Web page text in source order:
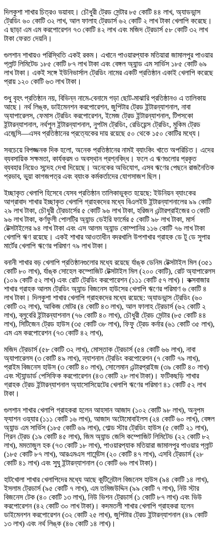
দিলকুশা শাখার চিত্রও ভয়াবহ। চৌধুরী ট্রেড সেন্টার ৮৫ কোটি ৪৪ লাখ, অ্যাডভান্স
ট্রেডিং ৬০ কোটি ৩২ লাখ, আল ফালাহ ট্রেডার্স ৬২ কোটি ২ লাখ টাকা খেলাপি করেছে।
এ ছাড়া এম এম করপোরেশন ৭৩ কোটি ৪২ লাখ এবং মজিদ ট্রেডার্স ৫৮ কোটি ৩২ লাখ
টাকা ফেরত দেয়নি।
গুলশান শাখায়ও পরিস্থিতি একই রকম। এখানে পাওয়ারপ্যাক মতিয়ারা জামালপুর পাওয়ার
প্লান্ট লিমিটেড ১৮৫ কোটি ৮৭ লাখ টাকা এবং বেঙ্গল অ্যান্ড এম সার্ভিস ১৮৫ কোটি ৬৯
লাখ টাকা। একই সঙ্গে ইউনিভার্সাল ট্রেডিং নামের একটি প্রতিষ্ঠান একাই খেলাপি করেছে
প্রায় ১২০ কোটি ৬৩ লাখ টাকা।
শুধু বৃহৎ প্রতিষ্ঠান নয়, বিভিন্ন নামে-বেনামে গড়া ছোট-মাঝারি প্রতিষ্ঠানও এ তালিকায়
আছে। নর্থ লিঙ্ক, ডাইমেনশন করপোরেশন, জুপিটার ট্রেড ইন্টারন্যাশনাল, নাবা
অ্যাপারেলস, ফেমাস ট্রেডিং করপোরেশন, ইমেজ ট্রেড ইন্টারন্যাশনাল, টিপসকো
ইন্টারন্যাশনাল, নর্থপুল ইন্টারন্যাশনাল, নুপটম ট্রেডিং, রেডিয়েন্স ট্রেডিং, মুকিম ট্রেড
এজেন্সি—এসব প্রতিষ্ঠানের প্রত্যেকের দায় রয়েছে ৫০ থেকে ১৫০ কোটির মধ্যে।
সবচেয়ে বিপজ্জনক দিক হলো, অনেক প্রতিষ্ঠানের নামই ব্যাংকিং খাতে অপরিচিত। এদের
ব্যবসায়িক সক্ষমতা, কার্যক্রম ও অবস্থান প্রশ্নবিদ্ধ। ফলে এ ঋণগুলোর প্রকৃত
ব্যবহার নিয়েও সন্দেহ দেখা দিয়েছে। অনেকের অভিযোগ, এসব ঋণের পেছনে রাজনৈতিক
প্রভাব, ভুয়া কাগজপত্র এবং ব্যাংক কর্মকর্তাদের যোগসাজশ ছিল।
ইচ্ছাকৃত খেলাপি হিসেবে যেসব প্রতিষ্ঠান তালিকাভুক্ত হয়েছে: ইউনিয়ন ব্যাংকের
আগ্রাবাদ শাখার ইচ্ছাকৃত খেলাপি গ্রাহকদের মধ্যে বিএলইউ ইন্টারন্যাশনালের ৯৯ কোটি
২৯ লাখ টাকা, চৌধুরী ট্রেডার্সের ৫ কোটি ৯৬ লাখ টাকা, হরিজন এন্টারপ্রাইজের ৩ কোটি
৯৬ লাখ টাকা, কর্ণফুলী পোলট্রি অ্যান্ড ডেইরি ফার্মের ৫ কোটি ৯৮ লাখ টাকা, মার্স
টেক্সটাইলের ৯৪ লাখ টাকা এবং এস আলম অ্যান্ড কোম্পানির ১১৬ কোটি ৭৬ লাখ টাকা
খেলাপি ঋণ রয়েছে। একই শাখার আওতাধীন বদরখালি উপশাখার গ্রাহক ডে টু ডে সুপার
মার্টের খেলাপি ঋণের পরিমাণ ৭৯ লাখ টাকা।
বনানী শাখার বড় খেলাপি প্রতিষ্ঠানগুলোর মধ্যে রয়েছে র্যাঙ্ক ডেনিম টেক্সটাইল মিল (৩৫১
কোটি ৮০ লাখ), র্যাঙ্ক সোহেল কম্পোজিট টেক্সটাইল মিল (২০০ কোটি), রোট অ্যাপারেলস
(১০৯ কোটি ৫২ লাখ) এবং রোট ট্রেডিং করপোরেশন (১১১ কোটি ৫৭ লাখ)। কক্সবাজার
শাখার গ্রাহক আলম ট্রেডিং অ্যান্ড বিজনেস হাউসের খেলাপি ঋণের পরিমাণ ৬ কোটি ৪
লাখ টাকা। দিলকুশা শাখার খেলাপি গ্রাহকদের মধ্যে রয়েছে: অ্যাডভান্স ট্রেডিং (৬০
কোটি ৩২ লাখ), আকিজ মোটর (৪ কোটি ৪৩ লাখ), আল ফালাহ ট্রেডার্স (৬২ কোটি ২
লাখ), ব্লুবেরি ইন্টারন্যাশনাল (৭৬ কোটি ৪০ লাখ), চৌধুরী ট্রেড সেন্টার (৮৫ কোটি ৪৪
লাখ), সিটিজেন ট্রেড হাউস (৩৫ কোটি ৩৮ লাখ), ফিফু ট্রেড কর্নার (৬১ কোটি ৩৫ লাখ),
এম এম করপোরেশন (৭৩ কোটি ৪২ লাখ),
মজিদ ট্রেডার্স (৫৮ কোটি ৩২ লাখ), মোস্তাক ট্রেডার্স (৫৪ কোটি ৬৬ লাখ), নাবা
অ্যাপারেলস (৩ কোটি ৪৯ লাখ), ন্যাশনাল ট্রেডিং করপোরেশন (৭ কোটি ৭৯ লাখ),
প্রাইম বিজনেস হাউস (৩ কোটি ৪০ লাখ), সোলেমান এন্টারপ্রাইজ (৩৯ কোটি ৪০ লাখ)
এবং স্ট্যান্ডার্ড পেসিফিক করপোরেশন (৪৩ কোটি ২৮ লাখ টাকা)। ফটিকছড়ি শাখার
গ্রাহক ট্রেড ইন্টারন্যাশনাল অ্যাসোসিয়েটের খেলাপি ঋণের পরিমাণ ৪১ কোটি ৫২ লাখ
টাকা।
গুলশান শাখার খেলাপি গ্রাহকরা হলেন আহসান আজাদ (১০২ কোটি ৯৮ লাখ), অনুপম
ফ্যাশন ওয়্যার (১১১ কোটি ১৬ লাখ), আজাদ অটোমোবাইলস (২৪ কোটি ৬০ লাখ), বেঙ্গল
অ্যান্ড এম সার্ভিস (১৮৫ কোটি ৬৯ লাখ), গোল্ড স্টার ট্রেডিং হাউস (৫ কোটি ২১ লাখ),
গ্রিন ট্রেড (১৯ কোটি ৪৫ লাখ), জিম অ্যান্ড জেসি কম্পোজিট লিমিটেড (২২ কোটি ৮২
লাখ), মমতাজুল হক (৭৩ কোটি ১৮ লাখ), পাওয়ারপ্যাক মতিয়ারা জামালপুর পাওয়ার প্লান্ট
(১৮৫ কোটি ৮৭ লাখ), আরএমএস গার্মেন্টস (২০ কোটি ৪৭ লাখ), এসবি ট্রেডার্স (২৮
কোটি ৪১ লাখ) এবং সুঘু ইন্টারন্যাশনাল (৩ কোটি ৬৬ লাখ টাকা)।
হাটখোলা শাখার খেলাপিদের মধ্যে আছে কন্টিনেন্টাল বিজনেস হাউস (৯৪ কোটি ১৪ লাখ),
ইসলাম ট্রেডার্স (৯৫ কোটি ৭ লাখ), এম তমিজউদ্দিন (৯৯ কোটি ৭ লাখ), নিউ স্টার
বিজনেস টেক (৪০ কোটি ১৩ লাখ), নিউ ভিশন ট্রেডার্স (১ কোটি ৮৭ লাখ) এবং ভিউ
করপোরেশন (৪২ কোটি ৩০ লাখ টাকা)। কদমতলী শাখার খেলাপি গ্রাহকরা হলেন
ডাইমেনশন করপোরেশন (৩২ কোটি ২৫ লাখ), জুপিটার ট্রেড ইন্টারন্যাশনাল (৪৯ কোটি
১৩ লাখ) এবং নর্থ লিঙ্ক (৪৬ কোটি ১৪ লাখ)।